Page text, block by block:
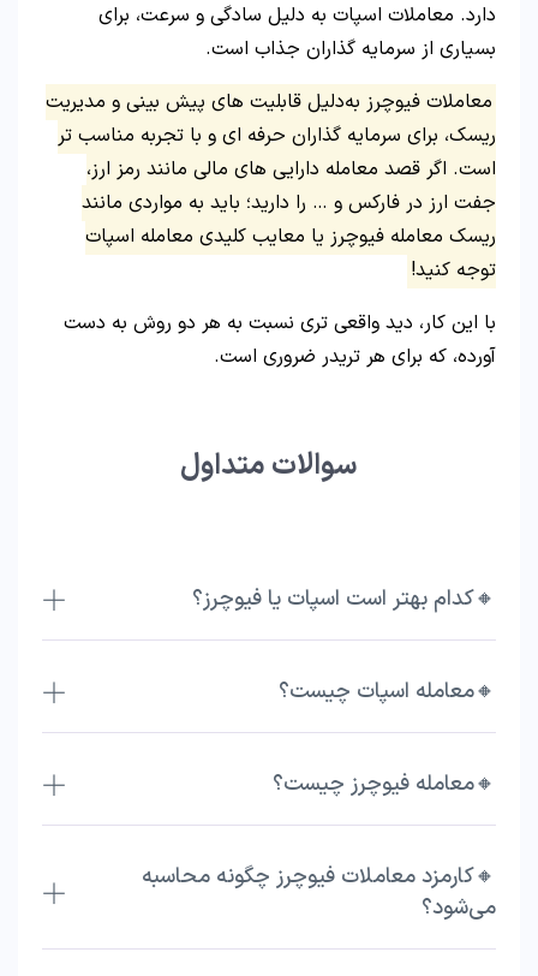
دارد. معاملات اسپات به دلیل سادگی و سرعت، برای
بسیاری از سرمایه‌ گذاران جذاب است.
معاملات فیوچرز به‌دلیل قابلیت‌ های پیش‌ بینی و مدیریت
ریسک، برای سرمایه‌ گذاران حرفه‌ ای و با تجربه‌ مناسب‌ تر
است. اگر قصد معامله دارایی های مالی مانند رمز ارز،
جفت ارز در فارکس و … را دارید؛ باید به مواردی مانند
ریسک معامله فیوچرز یا معایب کلیدی معامله اسپات
توجه کنید!
با این کار، دید واقعی تری نسبت به هر دو روش به دست
آورده، که برای هر تریدر ضروری است.
سوالات متداول
🔸کدام بهتر است اسپات یا فیوچرز؟
🔸معامله اسپات چیست؟
🔸معامله فیوچرز چیست؟
🔸کارمزد معاملات فیوچرز چگونه محاسبه
می‌شود؟